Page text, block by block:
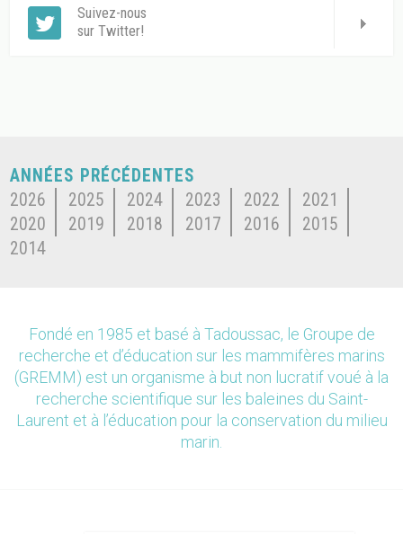
Suivez-nous
sur Twitter!
ANNÉES PRÉCÉDENTES
2026
2025 2024 2023 2022
2021
2020
2019 2018 2017 2016
2015
2014
Fondé en 1985 et basé à Tadoussac, le Groupe de
recherche et d’éducation sur les mammifères marins
(GREMM) est un organisme à but non lucratif voué à la
recherche scientifique sur les baleines du Saint-
Laurent et à l’éducation pour la conservation du milieu
marin.